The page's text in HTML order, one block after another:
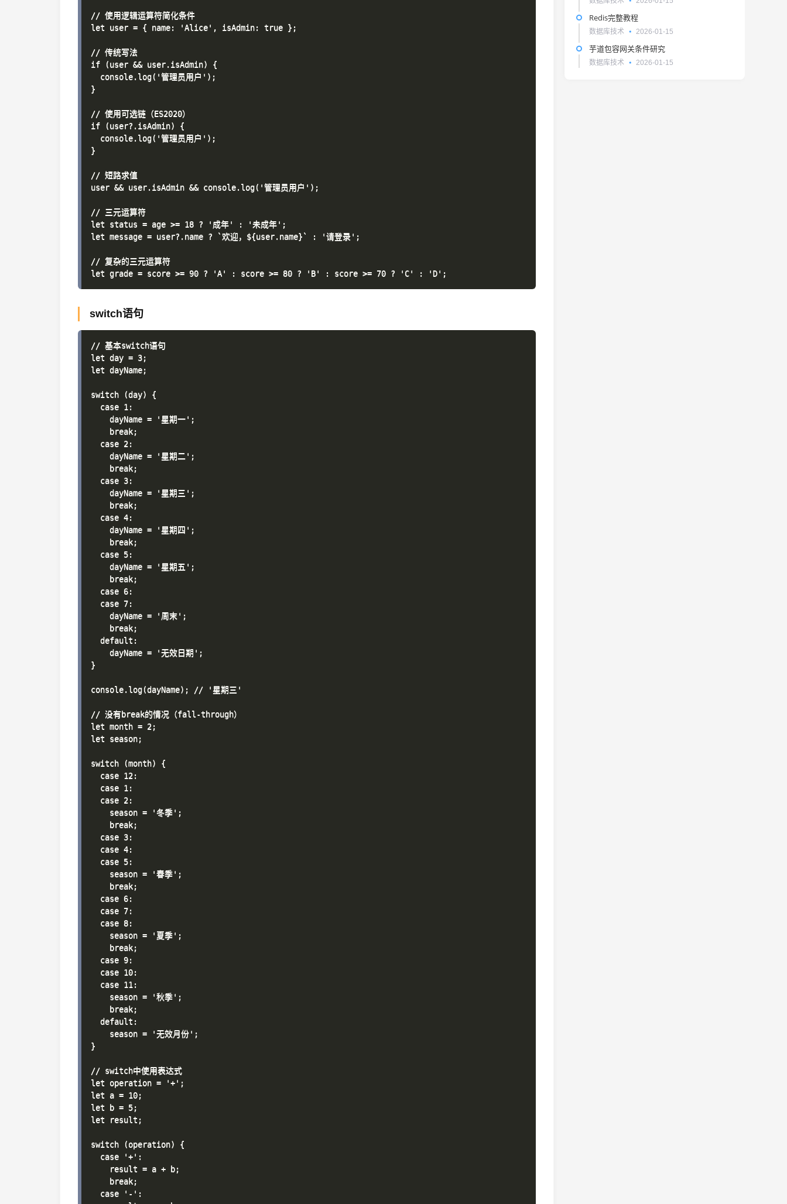
// 使用逻辑运算符简化条件
let user = { name: 'Alice', isAdmin: true };
// 传统写法
if (user && user.isAdmin) {
  console.log('管理员用户');
}
// 使用可选链（ES2020）
if (user?.isAdmin) {
  console.log('管理员用户');
}
// 短路求值
user && user.isAdmin && console.log('管理员用户');
// 三元运算符
let status = age >= 18 ? '成年' : '未成年';
let message = user?.name ? `欢迎，${user.name}` : '请登录';
// 复杂的三元运算符
switch语句
// 基本switch语句
let day = 3;
let dayName;
switch (day) {
  case 1:
    dayName = '星期一';
    break;
  case 2:
    dayName = '星期二';
    break;
  case 3:
    dayName = '星期三';
    break;
  case 4:
    dayName = '星期四';
    break;
  case 5:
    dayName = '星期五';
    break;
  case 6:
  case 7:
    dayName = '周末';
    break;
  default:
    dayName = '无效日期';
}
console.log(dayName); // '星期三'
// 没有break的情况（fall-through）
let month = 2;
let season;
switch (month) {
  case 12:
  case 1:
  case 2:
    season = '冬季';
    break;
  case 3:
  case 4:
  case 5:
    season = '春季';
    break;
  case 6:
  case 7:
  case 8:
    season = '夏季';
    break;
  case 9:
  case 10:
  case 11:
    season = '秋季';
    break;
  default:
    season = '无效月份';
}
// switch中使用表达式
let operation = '+';
let a = 10;
let b = 5;
let result;
switch (operation) {
  case '+':
    result = a + b;
    break;
  case '-':
Redis完整教程
数据库技术 2026-01-15
芋道包容网关条件研究
数据库技术 2026-01-15